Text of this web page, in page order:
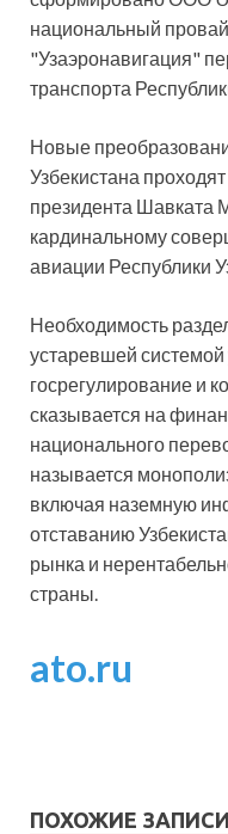
национальный
"Узаэронавигация"
транспорта
Новые
Узбекистана
президента Шавката
кардинальному
авиации Республики
Необходимость
устаревшей системой
госрегулирование и
сказывается на
национального
называется
включая наземную
отставанию
рынка и
страны.
ato.ru
ПОХОЖИЕ ЗАПИСИ